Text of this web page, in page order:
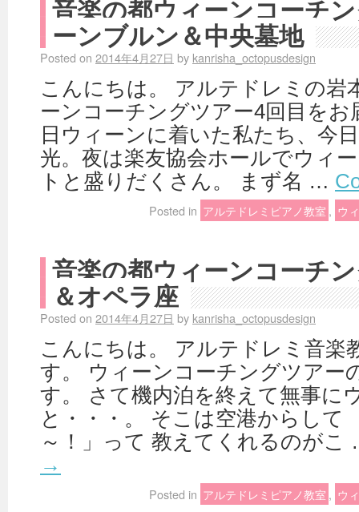
音楽の都ウィーンコーチ
ーンブルン＆中央墓地
Posted on 2014年4月27日 by kanrisha_octopusdesign
こんにちは。 アルテドレミの岩
ーンコーチングツアー4回目を
日ウィーンに着いた私たち、今
光。夜は楽友協会ホールでウィ
トと盛りだくさん。 まず名 …
Posted in アルテドレミピアノ教室 , ウ
音楽の都ウィーンコーチ
＆オペラ座
Posted on 2014年4月27日 by kanrisha_octopusdesign
こんにちは。 アルテドレミ音楽
す。 ウィーンコーチングツアー
す。 さて機内泊を終えて無事に
と・・・。 そこは空港からして
～！」って 教えてくれるのが
→
Posted in アルテドレミピアノ教室 , ウ